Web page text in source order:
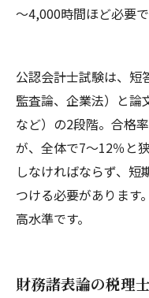
～4,000時間ほど必要で
公認会計士試験は、短
監査論、企業法）と論
など）の2段階。合格
が、全体で7～12％と
しなければならず、短
つける必要があります
高水準です。
財務諸表論の税理